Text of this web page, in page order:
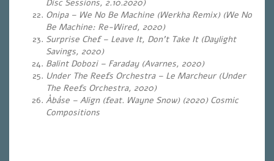
Disc Sessions, 2.10.2020)
Onipa – We No Be Machine (Werkha Remix) (We No
Be Machine: Re-Wired, 2020)
Surprise Chef – Leave It, Don’t Take It (Daylight
Savings, 2020)
Balint Dobozi – Faraday (Avarnes, 2020)
Under The Reefs Orchestra – Le Marcheur (Under
The Reefs Orchestra, 2020)
Àbáse – Align (feat. Wayne Snow) (2020) Cosmic
Compositions